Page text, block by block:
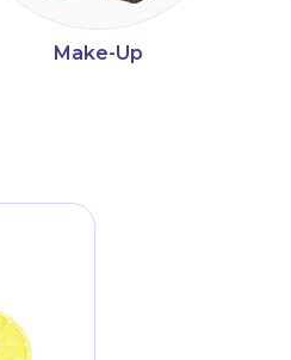
Make-Up